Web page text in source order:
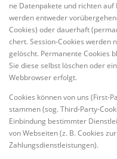
ne Daten­pa­ke­te und rich­ten auf
wer­den ent­we­der
Coo­kies) oder dau­er­haft
chert. Ses­si­on-Coo­kies wer­den
gelöscht. Per­ma­nen­te Coo­kies
Sie die­se selbst löschen oder
Web­brow­ser erfolgt.
Coo­kies kön­nen von uns (First-
stam­men (sog. Third-Par­ty-
Ein­bin­dung bestimm­ter
von Web­sei­ten (z. B. Coo­kies
Zahlungsdienstleistungen).